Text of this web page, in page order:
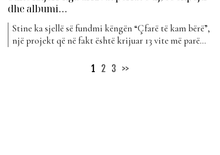
dhe albumi…
Stine ka sjellë së fundmi këngën “Çfarë të kam bërë”,
një projekt që në fakt është krijuar 13 vite më parë
ka qenë i ftuar në “Wake Up” për të folur më shumë
1 2 3 >>